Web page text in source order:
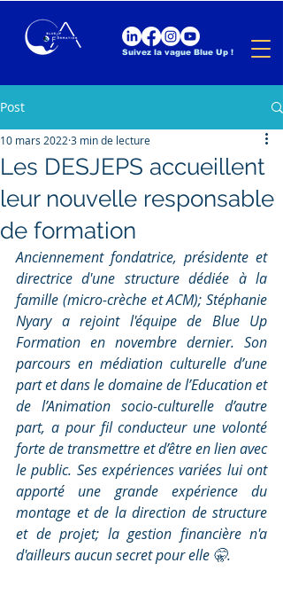
Suivez la vague Blue Up !
Post
Les DESJEPS accueillent
leur nouvelle responsable
de formation
10 mars 2022 3 min de lecture
Anciennement fondatrice, présidente et
directrice d'une structure dédiée à la
famille (micro-crèche et ACM); Stéphanie
Nyary a rejoint l'équipe de Blue Up
Formation en novembre dernier. Son
parcours en médiation culturelle d’une
part et dans le domaine de l’Education et
de l’Animation socio-culturelle d’autre
part, a pour fil conducteur une volonté
forte de transmettre et d’être en lien avec
le public. Ses expériences variées lui ont
apporté une grande expérience du
montage et de la direction de structure
et de projet; la gestion financière n'a
d'ailleurs aucun secret pour elle 🤫.